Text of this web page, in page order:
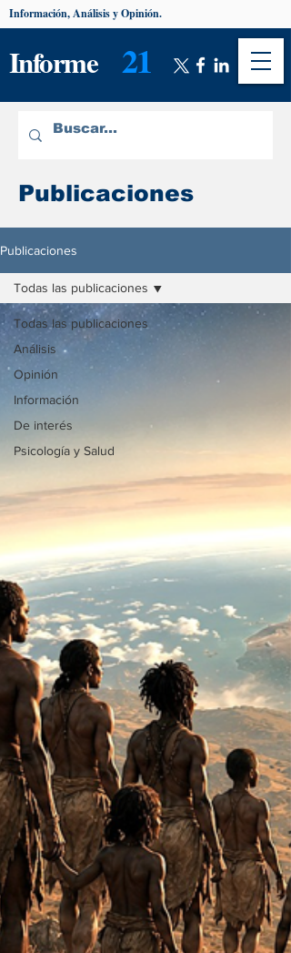
Informe 21
Información, Análisis y Opinión.
Publicaciones
Publicaciones
Todas las publicaciones
Análisis
Opinión
Información
De interés
Psicología y Salud
Todas las publicaciones